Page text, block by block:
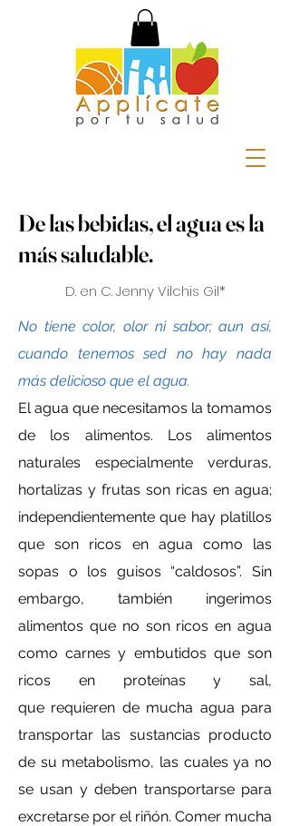
De las bebidas, el agua es la
más saludable.
D. en C.JennyVilchis Gil*
No tiene color, olor ni sabor; aun así,
cuando tenemos sed no hay nada
más delicioso que el agua.
El agua que necesitamos la tomamos
de los alimentos. Los alimentos
naturales especialmente verduras,
hortalizas y frutas son ricas en agua;
independientemente que hay platillos
que son ricos en agua como las
sopas o los guisos “caldosos”. Sin
embargo, también ingerimos
alimentos que no son ricos en agua
como carnes y embutidos que son
ricos en proteínas y sal,
que requieren de mucha agua para
transportar las sustancias producto
de su metabolismo, las cuales ya no
se usan y deben transportarse para
excretarse por el riñón. Comer mucha